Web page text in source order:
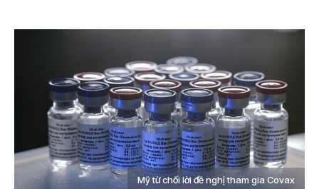
Mỹ từ chối lời đề nghị tham gia Covax